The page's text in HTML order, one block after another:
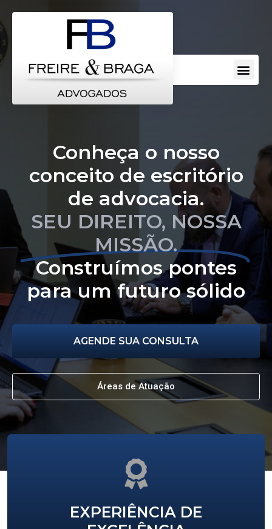
Conheça o nosso
conceito de escritório
de advocacia.
SEU DIREITO, NOSSA
MISSÃO.
Construímos pontes
para um futuro sólido
AGENDE SUA CONSULTA
Áreas de Atuação
EXPERIÊNCIA DE